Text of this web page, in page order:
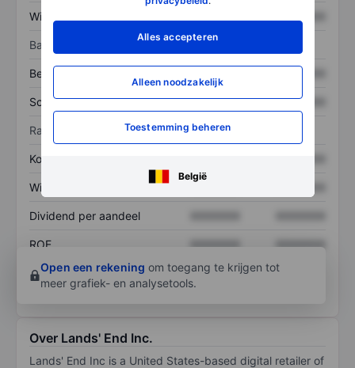
Alles accepteren
Alleen noodzakelijk
Toestemming beheren
België
Winst
Balans
Bezittingen XXXXXXX
Schulden XXXXXXX XXXXXXX
Ratio's
Koers/omzetratio
Winst per aandeel
Dividend per aandeel
ROE XXXXXXX
XXXXXXX
Open een rekening om toegang te krijgen tot
meer grafiek- en analysetools.
Over Lands' End Inc.
Lands' End Inc is a United States-based digital retailer of